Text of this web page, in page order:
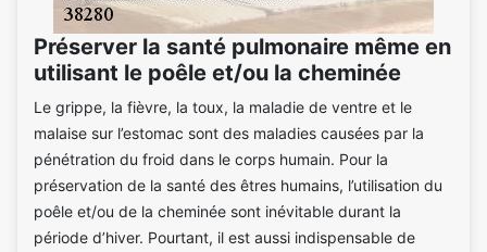
Préserver la santé pulmonaire même en
utilisant le poêle et/ou la cheminée
Le grippe, la fièvre, la toux, la maladie de ventre et le
malaise sur l’estomac sont des maladies causées par la
pénétration du froid dans le corps humain. Pour la
préservation de la santé des êtres humains, l’utilisation du
poêle et/ou de la cheminée sont inévitable durant la
période d’hiver. Pourtant, il est aussi indispensable de